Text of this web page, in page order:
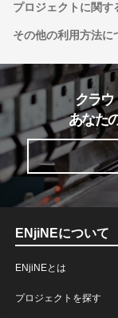
プロジェクトに関す
その他の利用方法に
クラウ
あなた
ENjiNEについて
ENjiNEとは
プロジェクトを探す